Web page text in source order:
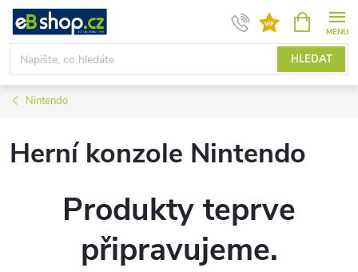
Přejít
obsah
HLEDAT
NÁKUPNÍ
KOŠÍK
Nintendo
Herní konzole Nintendo
Produkty teprve
připravujeme.